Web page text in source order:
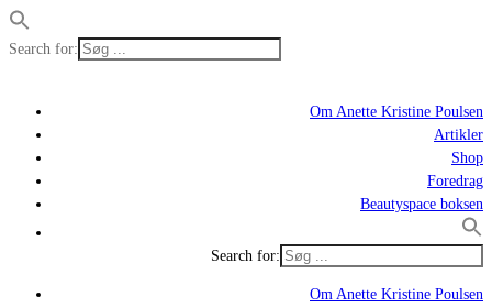
Search for:
Om Anette Kristine Poulsen
Artikler
Shop
Foredrag
Beautyspace boksen
Search for:
Om Anette Kristine Poulsen